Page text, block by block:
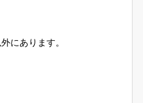
にあります。